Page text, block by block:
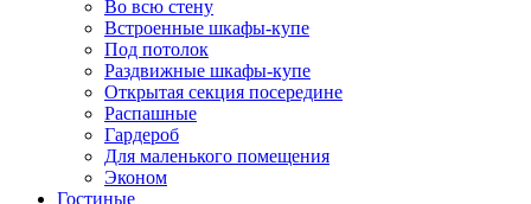
Во всю стену
Встроенные шкафы-купе
Под потолок
Раздвижные шкафы-купе
Открытая секция посередине
Распашные
Гардероб
Для маленького помещения
Эконом
Гостиные